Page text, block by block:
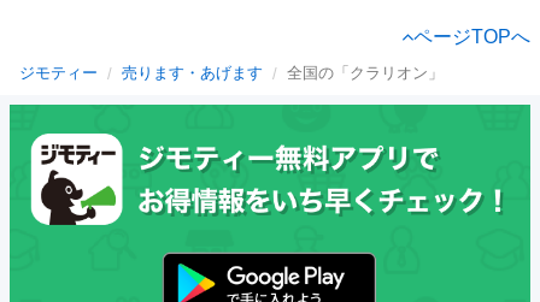
ページTOPへ
ジモティー 売ります・あげます 全国の「クラリオン」